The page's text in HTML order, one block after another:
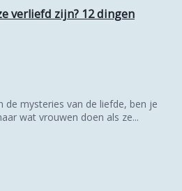
verliefd zijn? 12 dingen
de mysteries van de liefde, ben je
wat vrouwen doen als ze...